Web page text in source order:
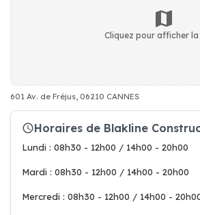
Cliquez pour afficher
601 Av. de Fréjus, 06210 CANNES
Horaires de Blakline
Lundi : 08h30 - 12h00 / 14h00 - 20h00
Mardi : 08h30 - 12h00 / 14h00 - 20h00
Mercredi : 08h30 - 12h00 / 14h00 -